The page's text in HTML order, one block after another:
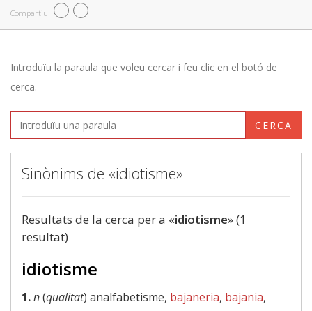
Compartiu
Introduïu la paraula que voleu cercar i feu clic en el botó de
cerca.
CERCA
Sinònims de «idiotisme»
Resultats de la cerca per a «idiotisme» (1
resultat)
idiotisme
1.n(qualitat) analfabetisme, bajaneria, bajania,